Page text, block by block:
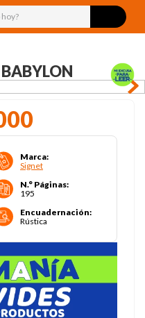
hoy?
Marca:
Signet
N.° Páginas:
195
Encuadernación:
Rústica